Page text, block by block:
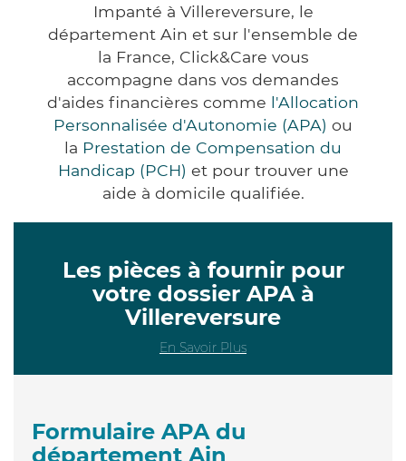
Impanté à Villereversure, le
département Ain et sur l'ensemble de
la France, Click&Care vous
accompagne dans vos demandes
d'aides financières comme l'Allocation
Personnalisée d'Autonomie (APA) ou
la Prestation de Compensation du
Handicap (PCH) et pour trouver une
aide à domicile qualifiée.
Les pièces à fournir pour
votre dossier APA à
Villereversure
En Savoir Plus
Formulaire APA du
département Ain